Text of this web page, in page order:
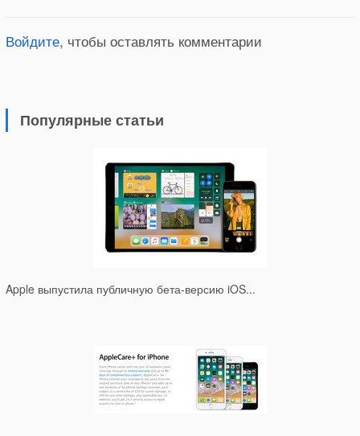
Войдите, чтобы оставлять комментарии
Популярные статьи
Apple выпустила публичную бета-версию iOS...